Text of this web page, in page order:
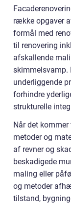
række opgaver
formål med
til renovering
afskallende
skimmelsvamp.
underliggende
forhindre
strukturelle
Når det
metoder og
af revner og
beskadigede
maling eller
og metoder
tilstand,